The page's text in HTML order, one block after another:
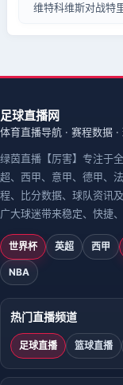
维特科维斯对战特
足球直播网
体育直播导航 · 赛程数据
绿茵直播【厉害】专注于
超、西甲、意甲、德甲、
程、比分数据、球队资讯
广大球迷带来稳定、快捷
世界杯 英超 西甲
NBA
热门直播频道
足球直播 篮球直播